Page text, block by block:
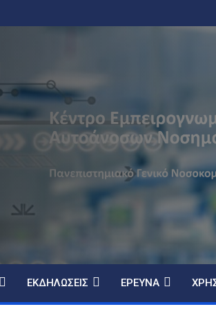
ΕΚΔΗΛΏΣΕΙΣ ΈΡΕΥΝΑ